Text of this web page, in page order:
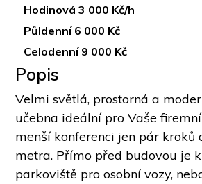
Hodinová 3 000 Kč/h
Půldenní 6 000 Kč
Celodenní 9 000 Kč
Popis
Velmi světlá, prostorná a
učebna ideální pro Vaše
menší konferenci jen pár kroků
metra. Přímo před budovou je
parkoviště pro osobní vozy,